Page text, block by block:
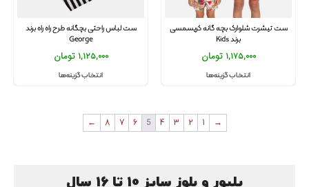
ست تیشرت شلوارک بچه گانه کریسمسی
برند Kids
1,175,000 تومان
انتخاب گزینه‌ها
ست لباس راحتی بچگانه طرح راه راه برند
George
1,125,000 تومان
انتخاب گزینه‌ها
→
1
2
3
4
5
6
7
8
←
پلیور و بلوز سایز 10 تا 16 سال